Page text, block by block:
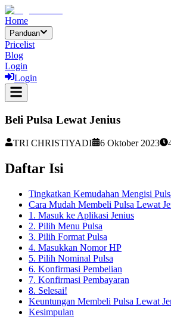
Home
Panduan
Pricelist
Blog
Login
Login
Beli Pulsa Lewat Jenius
TRI CHRISTIYADI 6 Oktober 2023
Daftar Isi
Tingkatkan Kemudahan Mengisi
Cara Mudah Membeli Pulsa Lewat
1. Masuk ke Aplikasi Jenius
2. Pilih Menu Pulsa
3. Pilih Format Pulsa
4. Masukkan Nomor HP
5. Pilih Nominal Pulsa
6. Konfirmasi Pembelian
7. Konfirmasi Pembayaran
8. Selesai!
Keuntungan Membeli Pulsa Lewat
Kesimpulan